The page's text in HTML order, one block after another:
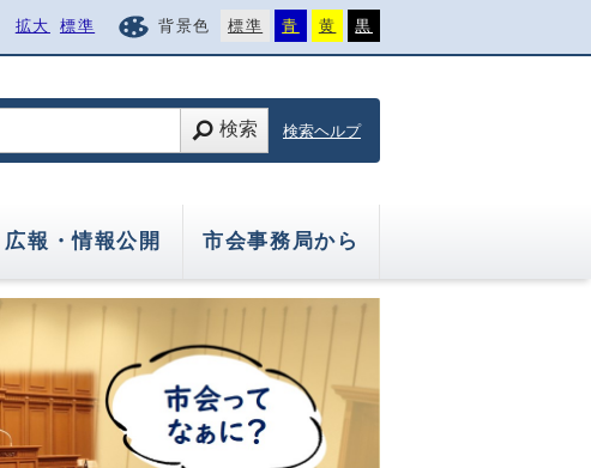
拡大 標準 背景色 標準 青 黄 黒
検索 検索ヘルプ
広報・情報公開 市会事務局から